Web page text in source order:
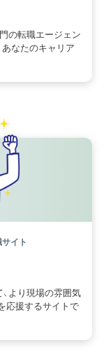
の転職エージェン
あなたのキャリア
イト
より現場の雰囲気
応援するサイトで